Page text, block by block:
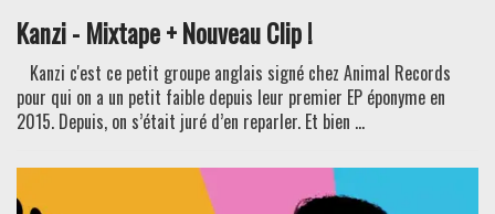
Kanzi - Mixtape + Nouveau Clip !
Kanzi c'est ce petit groupe anglais signé chez Animal Records
pour qui on a un petit faible depuis leur premier EP éponyme en
2015. Depuis, on s’était juré d’en reparler. Et bien ...